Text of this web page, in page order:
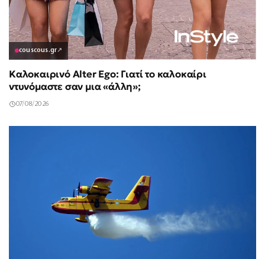
couscous.gr↗
Καλοκαιρινό Alter Ego: Γιατί το καλοκαίρι
ντυνόμαστε σαν μια «άλλη»;
07/08/2026